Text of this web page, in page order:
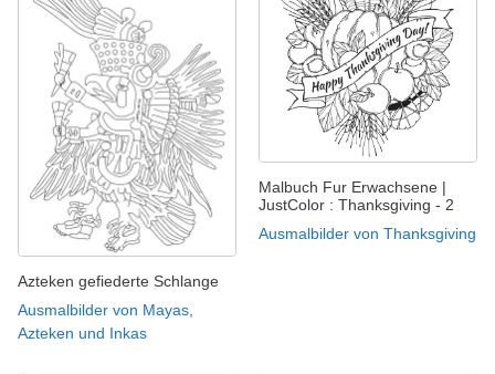
Azteken gefiederte Schlange
Ausmalbilder von Mayas,
Azteken und Inkas
Malbuch Fur Erwachsene |
JustColor : Thanksgiving - 2
Ausmalbilder von Thanksgiving